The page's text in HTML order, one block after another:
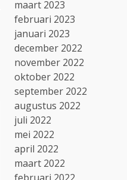
maart 2023
februari 2023
januari 2023
december 2022
november 2022
oktober 2022
september 2022
augustus 2022
juli 2022
mei 2022
april 2022
maart 2022